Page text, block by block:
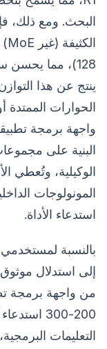
البحث. ومع ذلك،
128)، مما
الحوارات
البنية على
الوكيلية، وتُعطي
المونولوجات
استدعاء الأداة.
بالنسبة
إلى استدلال
200-300
التعليمات